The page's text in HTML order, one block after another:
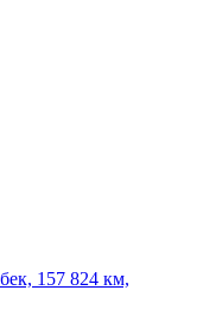
157 824 км,